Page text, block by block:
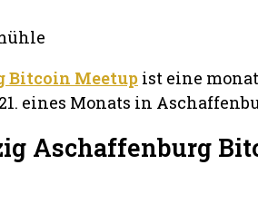
Bitcoin Meetup ist eine
eines Monats in
Aschaffenburg